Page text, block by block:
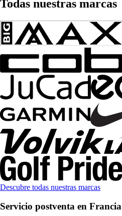
Todas nuestras marcas
Descubre todas nuestras marcas
Servicio postventa en Francia